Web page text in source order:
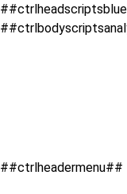
##ctrlheadermenu##